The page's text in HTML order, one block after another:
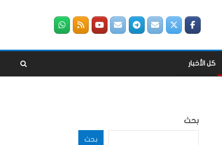
كل الأخبار
بحث
بحث